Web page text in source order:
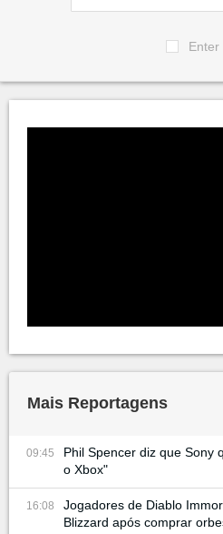
Enter
Mais Reportagens
09:45
Phil Spencer diz que Sony
o Xbox"
16:08
Jogadores de Diablo
Blizzard após comprar